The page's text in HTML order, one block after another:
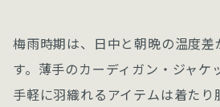
梅雨時期は、日中と朝晩の温度
す。薄手のカーディガン・ジャケ
手軽に羽織れるアイテムは着たり